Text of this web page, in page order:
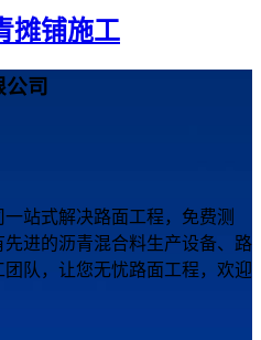
摊铺施工
司
站式解决路面工程，免费测
进的沥青混合料生产设备、路
队，让您无忧路面工程，欢迎